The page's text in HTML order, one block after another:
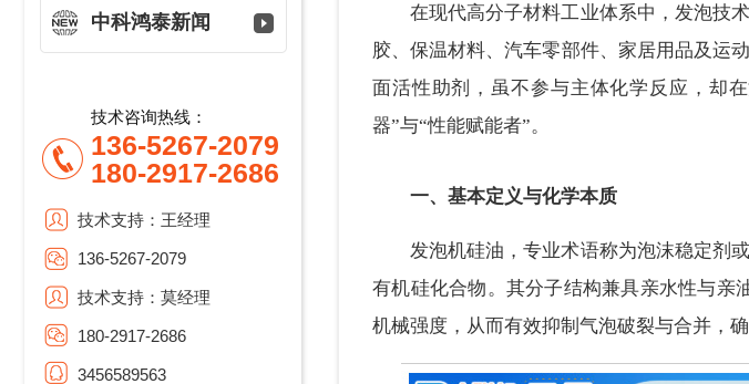
中科鸿泰新闻
技术咨询热线：
136-5267-2079
180-2917-2686
技术支持：王经理
136-5267-2079
技术支持：莫经理
180-2917-2686
3456589563
在现代高分子材料工业体系中，发泡技
胶、保温材料、汽车零部件、家居用品及运
面活性助剂，虽不参与主体化学反应，却
器”与“性能赋能者”。
一、基本定义与化学本质
发泡机硅油，专业术语称为泡沫稳定剂
有机硅化合物。其分子结构兼具亲水性与亲
机械强度，从而有效抑制气泡破裂与合并，